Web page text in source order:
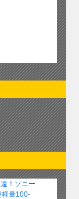
！ソニー
量100-